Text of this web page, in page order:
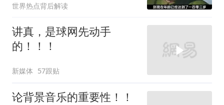
世界热点背后解读
讲真，是球网先动手
的！！！
新媒体 57跟贴
论背景音乐的重要性！！